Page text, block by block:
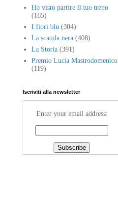
Ho visto partire il tuo treno
(165)
I fiori blu (304)
La scatola nera (408)
La Storia (391)
Premio Lucia Mastrodomenico
(119)
Iscriviti alla newsletter
Enter your email address: